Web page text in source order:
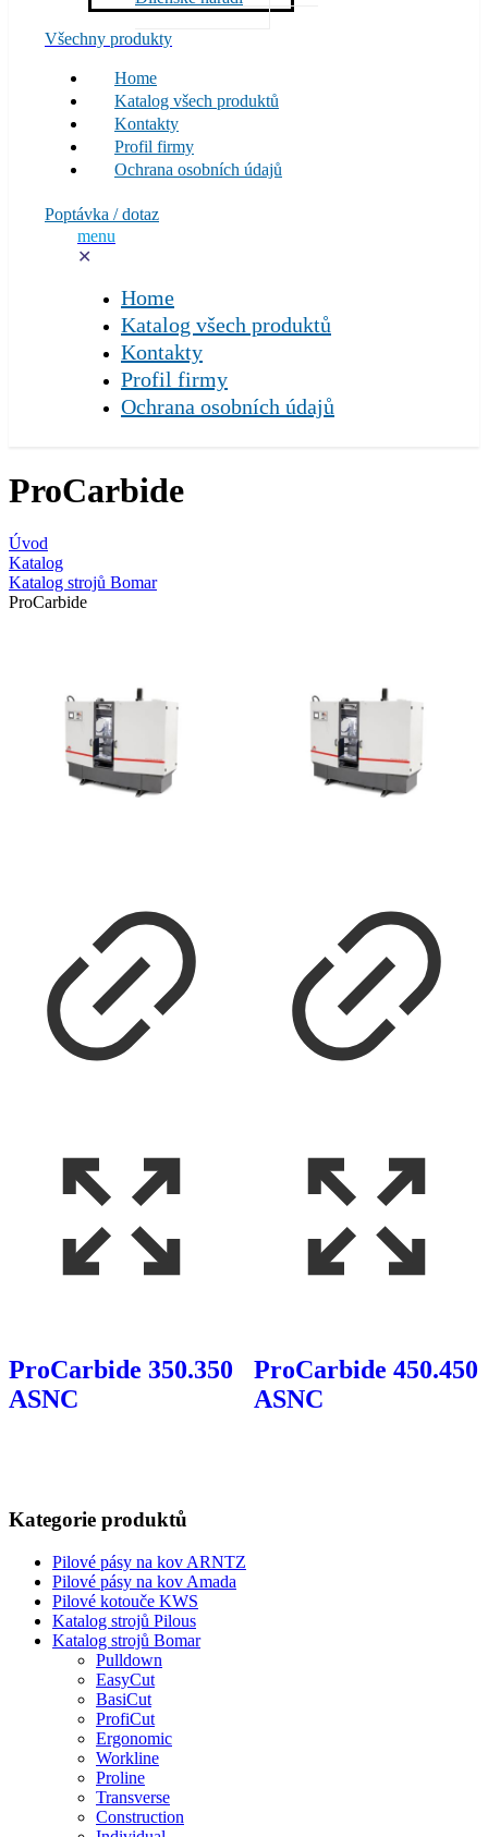
Všechny produkty
Home
Katalog všech produktů
Kontakty
Profil firmy
Ochrana osobních údajů
Poptávka / dotaz
menu
✕
Home
Katalog všech produktů
Kontakty
Profil firmy
Ochrana osobních údajů
ProCarbide
Úvod
Katalog
Katalog strojů Bomar
ProCarbide
ProCarbide 350.350
ASNC
ProCarbide 450.450
ASNC
Kategorie produktů
Pilové pásy na kov ARNTZ
Pilové pásy na kov Amada
Pilové kotouče KWS
Katalog strojů Pilous
Katalog strojů Bomar
Pulldown
EasyCut
BasiCut
ProfiCut
Ergonomic
Workline
Proline
Transverse
Construction